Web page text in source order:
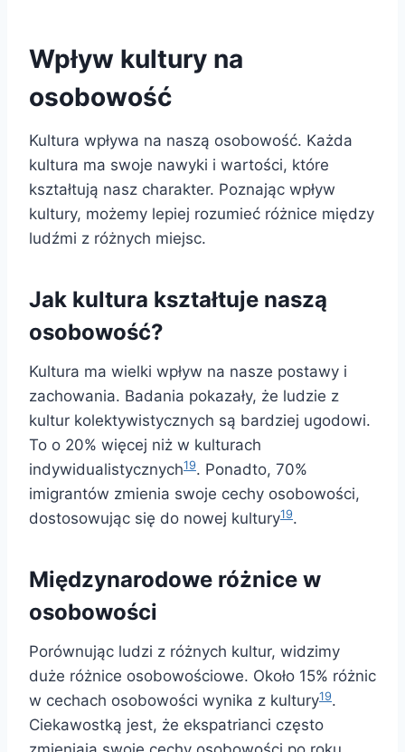
Wpływ kultury na
osobowość
Kultura wpływa na naszą osobowość. Każda
kultura ma swoje nawyki i wartości, które
kształtują nasz charakter. Poznając wpływ
kultury, możemy lepiej rozumieć różnice między
ludźmi z różnych miejsc.
Jak kultura kształtuje naszą
osobowość?
Kultura ma wielki wpływ na nasze postawy i
zachowania. Badania pokazały, że ludzie z
kultur kolektywistycznych są bardziej ugodowi.
To o 20% więcej niż w kulturach
indywidualistycznych19. Ponadto, 70%
imigrantów zmienia swoje cechy osobowości,
dostosowując się do nowej kultury19.
Międzynarodowe różnice w
osobowości
Porównując ludzi z różnych kultur, widzimy
duże różnice osobowościowe. Około 15% różnic
w cechach osobowości wynika z kultury19.
Ciekawostką jest, że ekspatrianci często